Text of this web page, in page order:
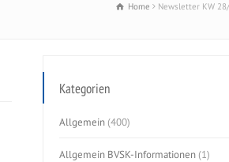
Home Newsletter KW
Kategorien
Allgemein (400)
Allgemein BVSK-Informationen (1)